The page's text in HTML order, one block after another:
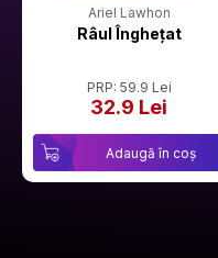
Ariel Lawhon
Râul Înghețat
PRP: 59.9 Lei
32.9 Lei
Adaugă în coș